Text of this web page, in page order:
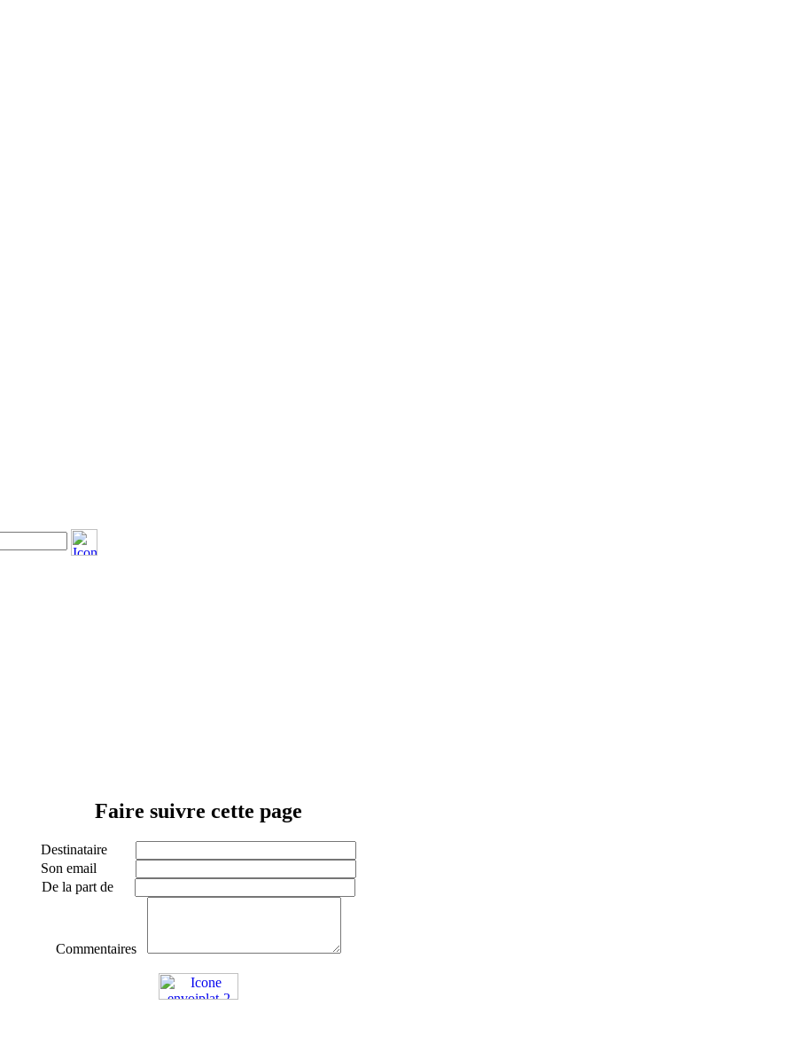
Faire suivre cette page
Destinataire
Son email
De la part de
Commentaires